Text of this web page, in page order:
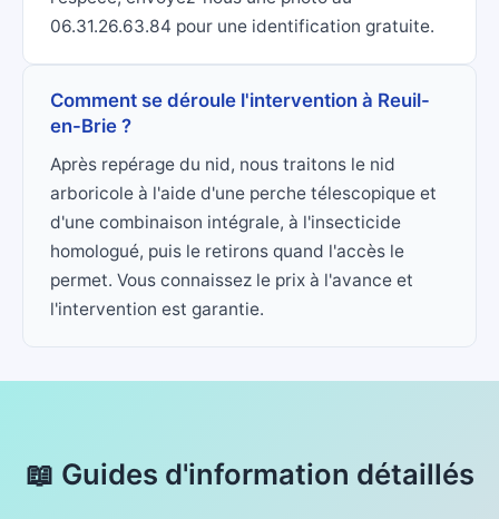
06.31.26.63.84 pour une identification gratuite.
Comment se déroule l'intervention à Reuil-
en-Brie ?
Après repérage du nid, nous traitons le nid
arboricole à l'aide d'une perche télescopique et
d'une combinaison intégrale, à l'insecticide
homologué, puis le retirons quand l'accès le
permet. Vous connaissez le prix à l'avance et
l'intervention est garantie.
📖 Guides d'information détaillés